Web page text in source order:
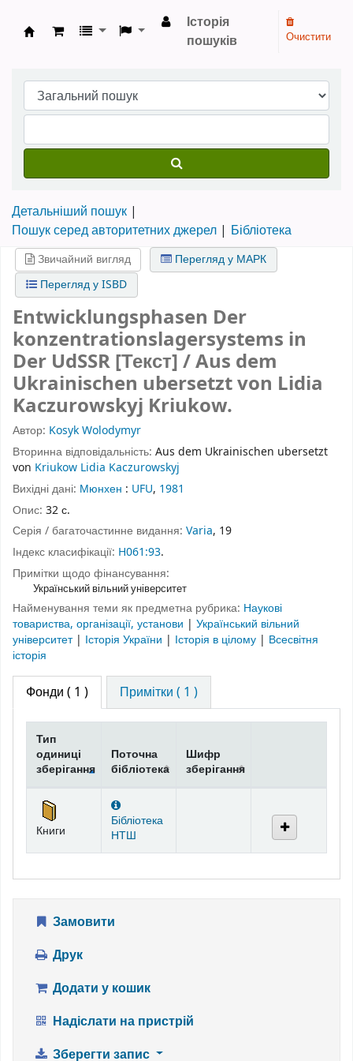
Бібліотека НТШ › Електронний каталог
Історія
пошуків
Очистити
Детальніший пошук
Пошук серед авторитетних джерел
Бібліотека
Звичайний вигляд
Перегляд у МАРК
Перегляд у ISBD
Entwicklungsphasen Der
konzentrationslagersystems in
Der UdSSR [Текст] / Aus dem
Ukrainischen ubersetzt von Lidia
Kaczurowskyj Kriukow.
Автор: Kosyk Wolodymyr
Вторинна відповідальність: Aus dem Ukrainischen ubersetzt
von Kriukow Lidia Kaczurowskyj
Вихідні дані: Мюнхен : UFU, 1981
Опис: 32 с.
Серія / багаточастинне видання: Varia, 19
Індекс класифікації: H061:93.
Примітки щодо фінансування:
Український вільний університет
Найменування теми як предметна рубрика: Наукові
товариства, організації, установи | Український вільний
університет | Історія України | Історія в цілому | Всесвітня
історія
Фонди ( 1 ) Примітки ( 1 )
Тип
одиниці
зберігання
Поточна
бібліотека
Шифр
зберігання
Книги
Бібліотека
НТШ
Замовити
Друк
Додати у кошик
Надіслати на пристрій
Зберегти запис